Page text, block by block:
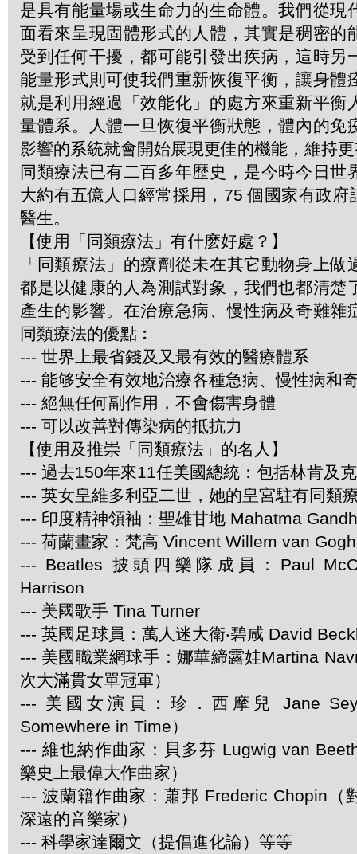
是具有能量場或生命力的生命體。我們從現
面看來呈現固體形式的人體，其實是稠密的
受到任何干擾，都可能引發出疾病，這時另
能量形式則可使我們重新恢復平衡，讓身體
就是利用經過「效能化」的處方來重新平衡
量體系。人體一旦恢復平衡狀態，體內的免
影響的系統就會開始展現更佳的機能，維持
同類療法已有二百多年歴史，是今時今日世
大約有五億人口經常採用，75 個國家有政府
醫生。
【使用「同類療法」有什麽好處？】
「同類療法」的療劑從未在其它動物身上做
都是以健康的人為測試對象，我們也都清楚
產生的影響。在治療急病、慢性病及奇難雜
同類療法的優點︰
--- 世界上最省錢及又最有效的醫療體系
--- 能够安全有效地治療各種急病、慢性病和
--- 絕無任何副作用，不會傷害身體
--- 可以改善對傳染病的抵抗力
【使用及推崇「同類療法」的名人】
--- 過去150年來11任美國總統：包括林肯及
--- 英女皇維多利亞二世，她的皇宮駐有同類
--- 印度精神領袖：聖雄甘地 Mahatma
--- 荷蘭畫家：梵高 Vincent Willem van Gogh
--- Beatles 披頭四樂隊成員：Paul
Harrison
--- 美國歌手 Tina Turner
--- 英國足球員：萬人迷大衛‧碧咸 David
--- 美國職業網球手：娜華締露娃Martina
次大滿貫女單冠軍）
--- 美國女演員：珍．西摩兒 Jane
Somewhere in Time）
--- 維也納作曲家：貝多芬 Lugwig van
樂史上最偉大作曲家）
--- 波蘭籍作曲家：蕭邦 Frederic Chopin（
深遠的音樂家）
--- 科學家達爾文（提倡進化論）等等